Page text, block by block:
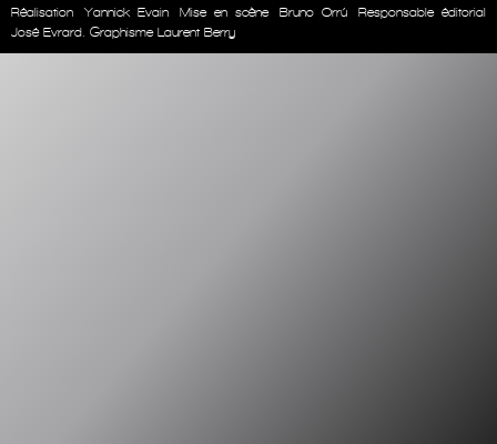
Réalisation
Yannick Evain Mise en scène Bruno Orrú
Responsable éditorial
José Evrard. Graphisme Laurent Berry